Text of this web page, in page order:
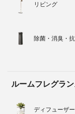
リビング
除菌・消臭・
ルームフレグラ
ディフューザー